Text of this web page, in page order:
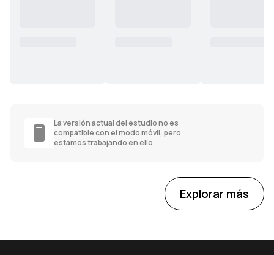
La versión actual del estudio no es
compatible con el modo móvil, pero
estamos trabajando en ello.
Explorar más